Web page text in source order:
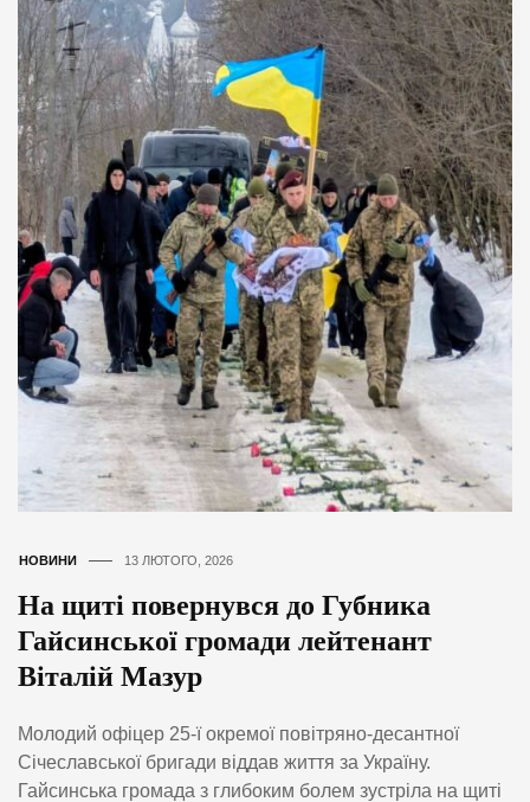
НОВИНИ 13 ЛЮТОГО, 2026
На щиті повернувся до Губника
Гайсинської громади лейтенант
Віталій Мазур
Молодий офіцер 25-ї окремої повітряно-десантної
Січеславської бригади віддав життя за Україну.
Гайсинська громада з глибоким болем зустріла на щиті